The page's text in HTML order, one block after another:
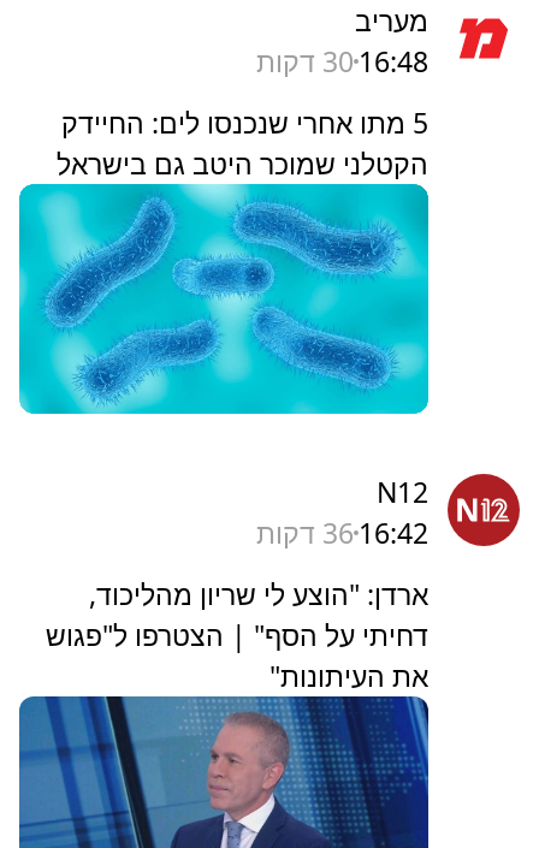
מעריב
16:48 30 דקות
5 מתו אחרי שנכנסו לים: החיידק
הקטלני שמוכר היטב גם בישראל
N12
16:42 36 דקות
ארדן: "הוצע לי שריון מהליכוד,
דחיתי על הסף" | הצטרפו ל"פגוש
את העיתונות"